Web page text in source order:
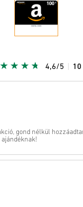
4,6/5 10
gond nélkül